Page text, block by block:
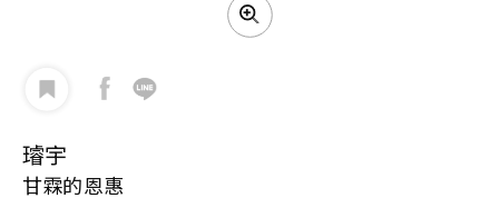
璿宇
甘霖的恩惠